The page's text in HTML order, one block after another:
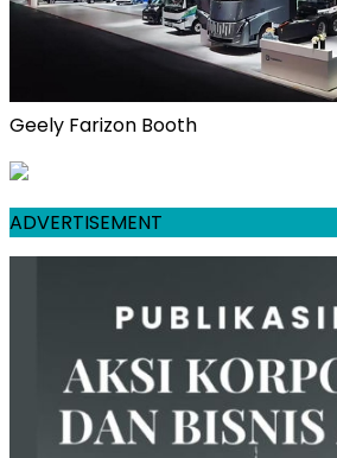
Geely Farizon Booth
ADVERTISEMENT